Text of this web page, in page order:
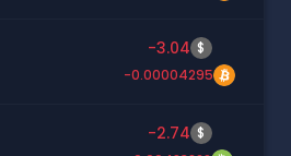
-3.04 $
-0.00004295
-2.74 $